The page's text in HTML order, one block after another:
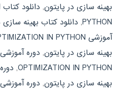
بهینه سازی در پایتون,
PYTHON
, دانلود کتاب بهینه سازی
آموزشی OPTIMIZATION IN PYTHON
بهینه سازی در پایتون, دوره
OPTIMIZATION IN PYTHON
,
بهینه سازی در پایتون, دوره